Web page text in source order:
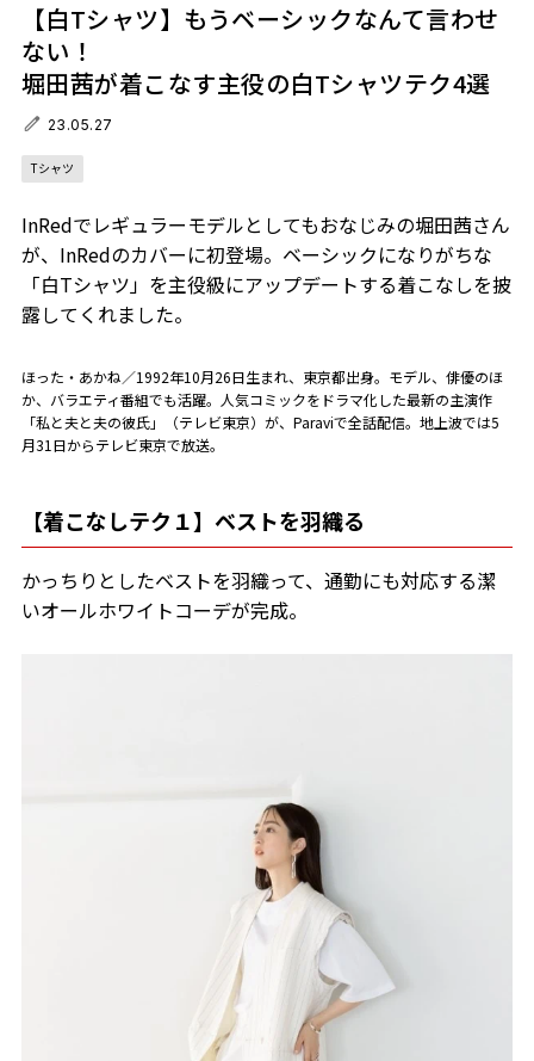
【白Tシャツ】もうベーシックなんて言わせ
ない！
堀田茜が着こなす主役の白Tシャツテク4選
23.05.27
Tシャツ
InRedでレギュラーモデルとしてもおなじみの堀田茜さん
が、InRedのカバーに初登場。ベーシックになりがちな
「白Tシャツ」を主役級にアップデートする着こなしを披
露してくれました。
ほった・あかね／1992年10月26日生まれ、東京都出身。モデル、俳優のほ
か、バラエティ番組でも活躍。人気コミックをドラマ化した最新の主演作
「私と夫と夫の彼氏」（テレビ東京）が、Paraviで全話配信。地上波では5
月31日からテレビ東京で放送。
【着こなしテク１】ベストを羽織る
かっちりとしたベストを羽織って、通勤にも対応する潔
いオールホワイトコーデが完成。